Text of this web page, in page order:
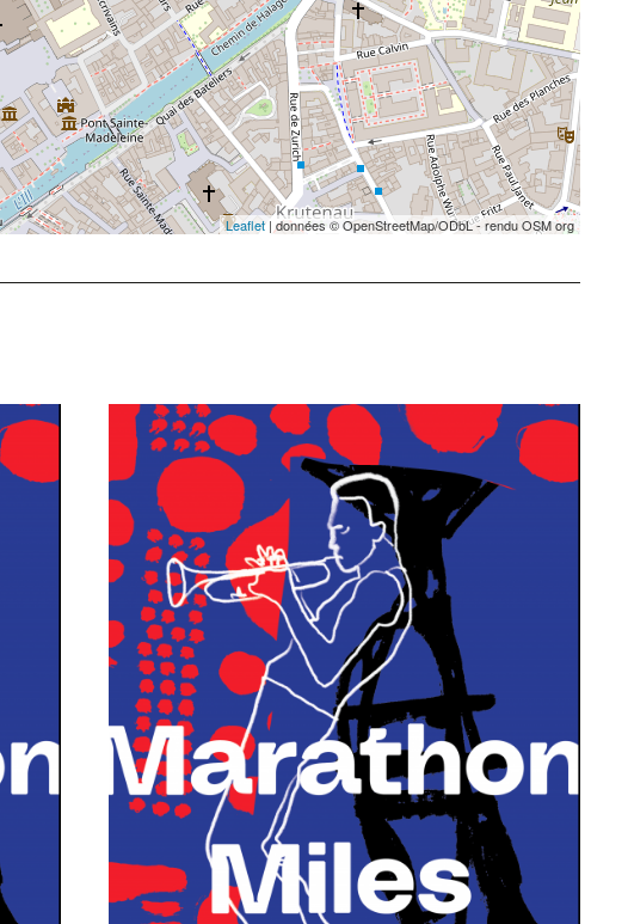
Leaflet| données © OpenStreetMap/ODbL - rendu OSM org